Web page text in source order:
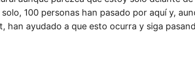
100 personas han pasado por aquí y,
han ayudado a que esto ocurra y siga